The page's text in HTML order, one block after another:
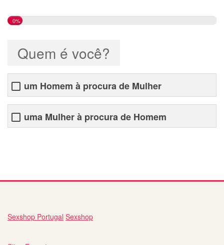
0%
Quem é você?
um Homem à procura de Mulher
uma Mulher à procura de Homem
Sexshop Portugal Sexshop